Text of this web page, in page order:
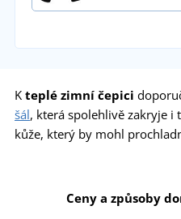
K teplé zimní čepici
šál, která spolehlivě zakryje i
kůže, který by mohl
Ceny a způsoby